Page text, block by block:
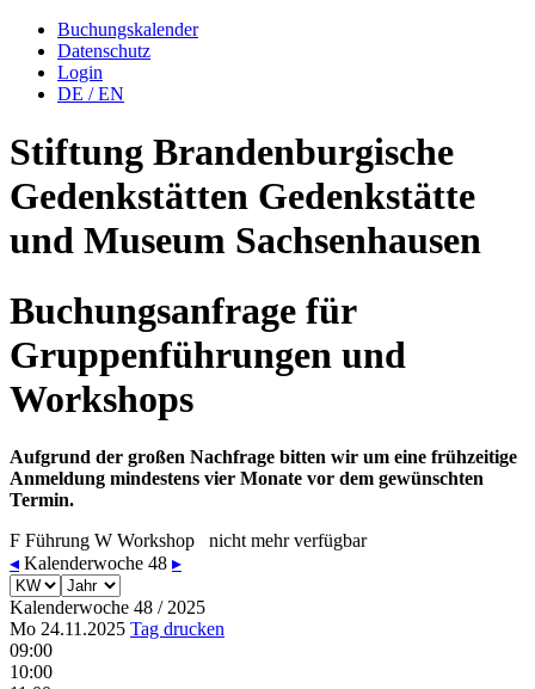
Buchungskalender
Datenschutz
Login
DE /EN
Stiftung Brandenburgische
Gedenkstätten Gedenkstätte
und Museum Sachsenhausen
Buchungsanfrage für
Gruppenführungen und
Workshops
Aufgrund der großen Nachfrage bitten wir um eine frühzeitige
Anmeldung mindestens vier Monate vor dem gewünschten
Termin.
F Führung W Workshop
nicht mehr verfügbar
◂ Kalenderwoche 48 ▸
Kalenderwoche 48 / 2025
Mo 24.11.2025 Tag drucken
09:00
10:00